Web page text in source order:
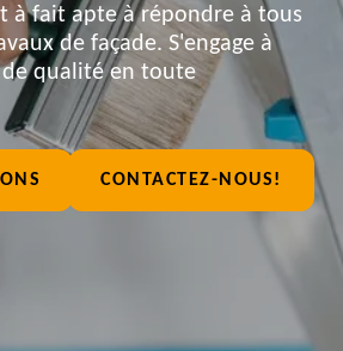
à fait apte à répondre à tous
de façade. S'engage à
qualité en toute
CONTACTEZ-NOUS!